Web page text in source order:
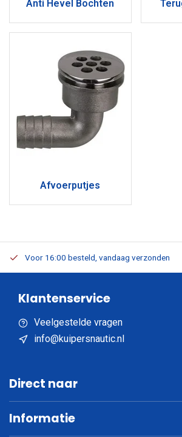
Anti Hevel Bochten
Afvoerputjes
Voor 16:00 besteld, vandaag verzonden
Klantenservice
Veelgestelde vragen
info@kuipersnautic.nl
Direct naar
Informatie